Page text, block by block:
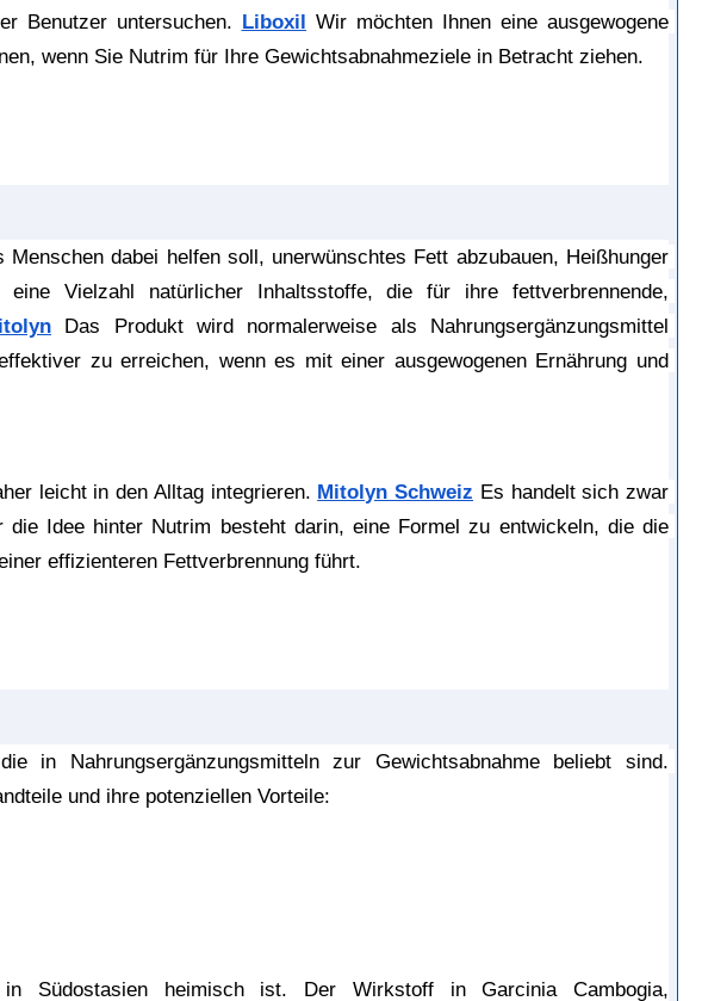
Benutzer untersuchen. Liboxil Wir möchten Ihnen eine ausgewogene
wenn Sie Nutrim für Ihre Gewichtsabnahmeziele in Betracht ziehen.
dabei helfen soll, unerwünschtes Fett abzubauen, Heißhunger
Vielzahl natürlicher Inhaltsstoffe, die für ihre fettverbrennende,
Das Produkt wird normalerweise als Nahrungsergänzungsmittel
zu erreichen, wenn es mit einer ausgewogenen Ernährung und
leicht in den Alltag integrieren. Mitolyn Schweiz Es handelt sich zwar
Idee hinter Nutrim besteht darin, eine Formel zu entwickeln, die die
effizienteren Fettverbrennung führt.
und ihre potenziellen Vorteile:
Südostasien heimisch ist. Der Wirkstoff in Garcinia Cambogia,